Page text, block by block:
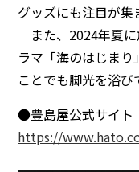
グッズにも注目が集
また、2024年夏
ラマ「海のはじま
ことでも脚光を浴び
●豊島屋公式サイト
https://